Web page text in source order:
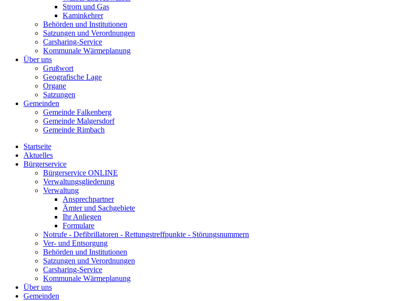
Strom und Gas
Kaminkehrer
Behörden und Institutionen
Satzungen und Verordnungen
Carsharing-Service
Kommunale Wärmeplanung
Über uns
Grußwort
Geografische Lage
Organe
Satzungen
Gemeinden
Gemeinde Falkenberg
Gemeinde Malgersdorf
Gemeinde Rimbach
Startseite
Aktuelles
Bürgerservice
Bürgerservice ONLINE
Verwaltungsgliederung
Verwaltung
Ansprechpartner
Ämter und Sachgebiete
Ihr Anliegen
Formulare
Notrufe - Defibrillatoren - Rettungstreffpunkte - Störungsnummern
Ver- und Entsorgung
Behörden und Institutionen
Satzungen und Verordnungen
Carsharing-Service
Kommunale Wärmeplanung
Über uns
Gemeinden